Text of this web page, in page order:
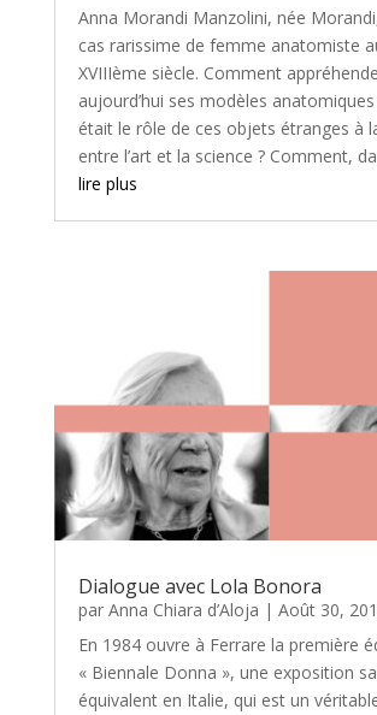
Anna Morandi Manzolini, née
cas rarissime de femme anatomiste
XVIIIème siècle. Comment
aujourd’hui ses modèles anatomiques
était le rôle de ces objets étranges à
entre l’art et la science ? Comment,
lire plus
Dialogue avec Lola Bonora
par Anna Chiara d’Aloja | Août 30,
En 1984 ouvre à Ferrare la première
« Biennale Donna », une exposition
équivalent en Italie, qui est un